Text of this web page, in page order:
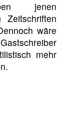
jenen
Zeitschriften
wäre
mehr